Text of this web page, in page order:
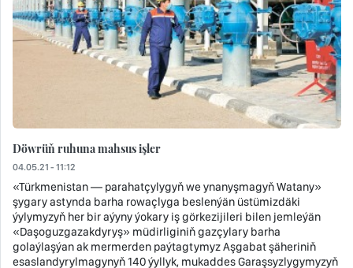
Döwrüň ruhuna mahsus işler
04.05.21 - 11:12
«Türkmenistan — parahatçylygyň we ynanyşmagyň Watany»
şygary astynda barha rowaçlyga beslenýän üstümizdäki
ýylymyzyň her bir aýyny ýokary iş görkezijileri bilen jemleýän
«Daşoguzgazakdyryş» müdirliginiň gazçylary barha
golaýlaşýan ak mermerden paýtagtymyz Aşgabat şäheriniň
esaslandyrylmagynyň 140 ýyllyk, mukaddes Garaşsyzlygymyzyň